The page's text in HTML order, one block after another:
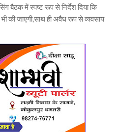
बैठक में स्पष्ट रूप से निर्देश दिया कि
भी की जाएगी,साथ ही अवैध रूप से व्यवसाय